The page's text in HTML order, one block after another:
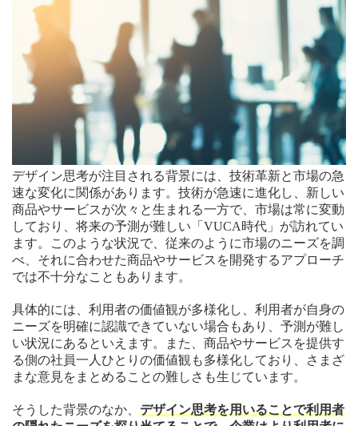
デザイン思考が注目される背景には、技術革新と市場の急
速な変化に関係があります。技術が急速に進化し、新しい
商品やサービスが次々と生まれる一方で、市場は常に変動
しており、将来の予測が難しい「VUCA時代」が訪れてい
ます。このような状況で、従来のように市場のニーズを調
べ、それに合わせた商品やサービスを開発するアプローチ
では不十分なこともあります。
具体的には、利用者の価値観が多様化し、利用者が自身の
ニーズを明確に認識できていない場合もあり、予測が難し
い状況にあるといえます。また、商品やサービスを提供す
る側の社員一人ひとりの価値観も多様化しており、さまざ
まな意見をまとめることの難しさも生じています。
そうした背景のなか、 デザイン思考を用いることで利用者